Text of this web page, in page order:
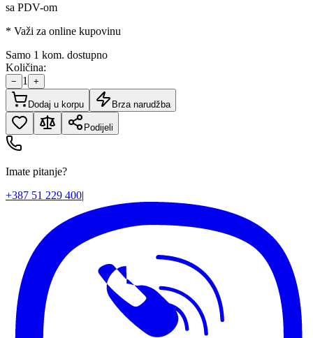
sa PDV-om
* Važi za online kupovinu
Samo 1 kom. dostupno
Količina:
− 1 +
Dodaj u korpu Brza narudžba
Podijeli
Imate pitanje?
+387 51 229 400|